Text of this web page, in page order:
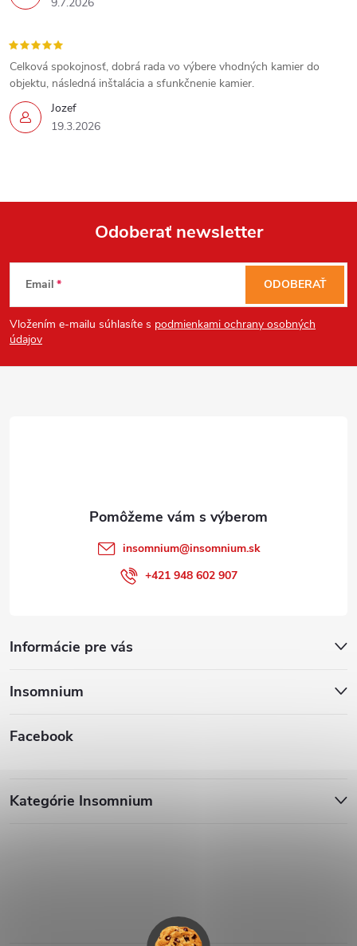
Jozef
19.3.2026
Celková spokojnosť, dobrá rada vo výbere vhodných kamier do
objektu, následná inštalácia a sfunkčnenie kamier.
Z
á
p
Odoberať newsletter
Email
Vložením e-mailu súhlasíte s podmienkami ochrany osobných
údajov
ODOBERAŤ
Informácie pre vás
Insomnium
Facebook
insomnium@insomnium.sk
+421 948 602 907
Kategórie Insomnium